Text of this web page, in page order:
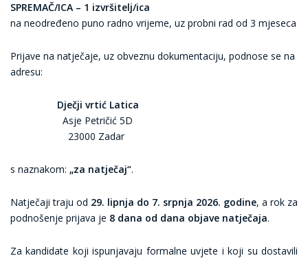
SPREMAČ/ICA – 1 izvršitelj/ica
na neodređeno puno radno vrijeme, uz probni rad od 3 mjeseca
Prijave na natječaje, uz obveznu dokumentaciju, podnose se na
adresu:
Dječji vrtić Latica
Asje Petričić 5D
23000 Zadar
s naznakom: „za natječaj“.
Natječaji traju od 29. lipnja do 7. srpnja 2026. godine, a rok za
podnošenje prijava je 8 dana od dana objave natječaja.
Za kandidate koji ispunjavaju formalne uvjete i koji su dostavili